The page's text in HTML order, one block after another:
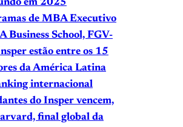
em 2025
de MBA Executivo
Business School, FGV-
estão entre os 15
da América Latina
internacional
do Insper vencem,
final global da